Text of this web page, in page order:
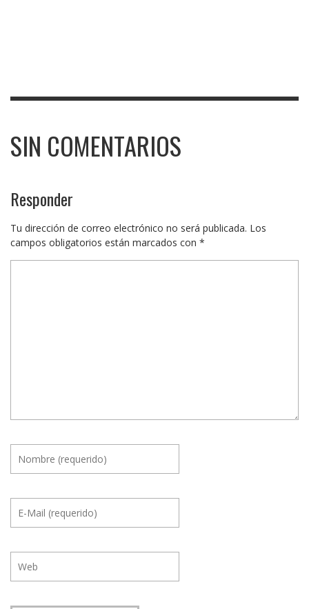
SIN COMENTARIOS
Responder
Tu dirección de correo electrónico no será publicada. Los
campos obligatorios están marcados con *